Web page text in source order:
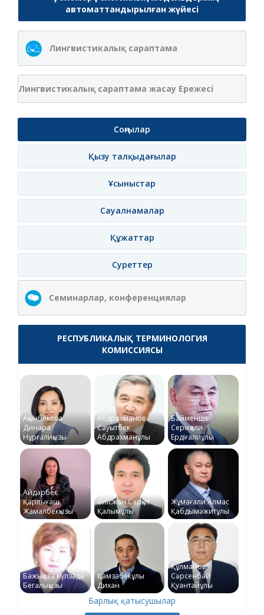
автоматтандырылған жүйесі
Лингвистикалық сараптама
Лингвистикалық сараптама жасау Ережесі
Соңғылар
Қызу талқыдағылар
Ұсыныстар
Сауалнамалар
Құжаттар
Суреттер
Семинарлар, конференциялар
РЕСПУБЛИКАЛЫҚ ТЕРМИНОЛОГИЯ
КОМИССИЯСЫ
Ақынбекова
Динара
Нұрғалиқызы
Абдрахманов
Сауытбек
Абдрахманұлы
Байменше
Серікқали
Ердіғалиұлы
Айдарбек
Қарлығаш
Жамалбекқызы
Әлісжан Сарқыт
Қалымұлы
Жұмағали Алмас
Қабдымәжитұлы
Бажықова Күлзада
Бегалықызы
Қамзабекұлы
Дихан
Құлманов
Сәрсенбай
Қуантайұлы
Барлық қатысушылар